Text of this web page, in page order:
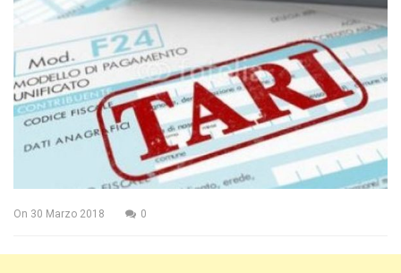
On 30 Marzo 2018 0